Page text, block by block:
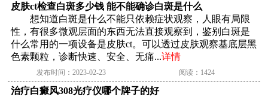
皮肤ct检查白斑多少钱 能不能确诊白斑是什么
想知道白斑是什么不能只依赖症状观察，人眼有局限
性，有很多微观层面的东西无法直接观察到，鉴别白斑是
什么常用的一项设备是皮肤ct。可以透过皮肤观察基底层黑
色素颗粒，诊断快速、安全、无痛...详情
发布时间：2023-02-23 阅读：1424
治疗白癜风308光疗仪哪个牌子的好